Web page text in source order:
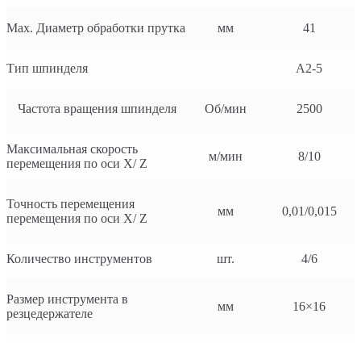
Мах. Диаметр обработки прутка мм 41
Тип шпинделя А2-5
Частота вращения шпинделя Об/мин 2500
Максимальная скорость
перемещения по оси Х/ Z
м/мин 8/10
Точность перемещения
перемещения по оси Х/ Z
мм 0,01/0,015
Количество инструментов шт. 4/6
Размер инструмента в
резцедержателе
мм 16×16